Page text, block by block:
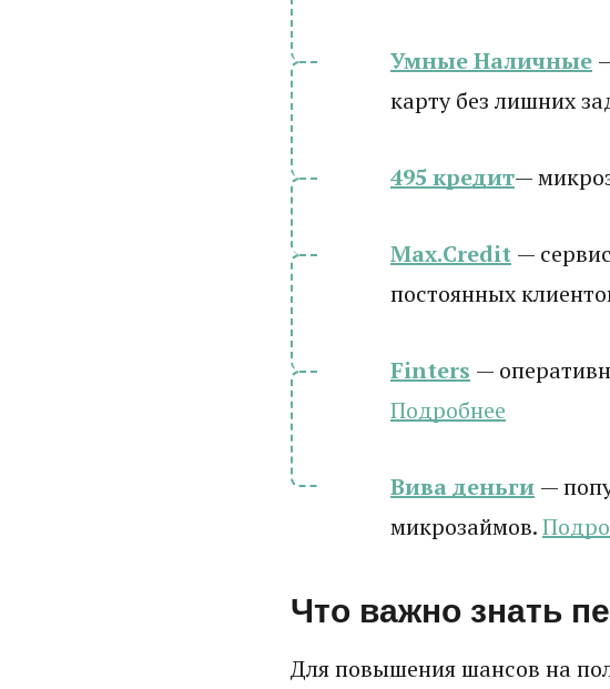
Умные Наличные
карту без лишних
495 кредит—
Max.Credit —
постоянных
Finters —
Подробнее
Вива деньги —
микрозаймов.
Что важно знать
Для повышения шансов на